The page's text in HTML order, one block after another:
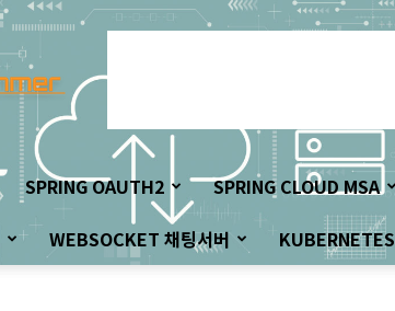
SPRING OAUTH2 SPRING CLOUD MSA
WEBSOCKET 채팅서버 KUBERNETES